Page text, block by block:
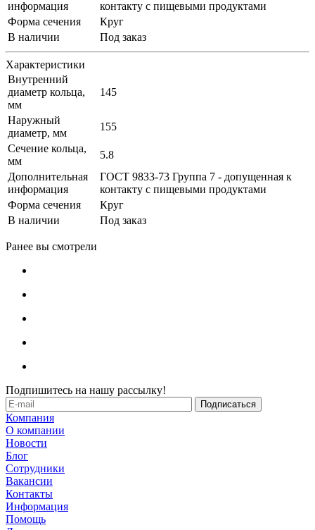
информация
контакту с пищевыми продуктами
Форма сечения
Круг
В наличии
Под заказ
Характеристики
Внутренний
диаметр кольца,
мм
145
Наружный
диаметр, мм
155
Сечение кольца,
мм
5.8
Дополнительная
информация
ГОСТ 9833-73 Группа 7 - допущенная к
контакту с пищевыми продуктами
Форма сечения
Круг
В наличии
Под заказ
Ранее вы смотрели
Подпишитесь на нашу рассылку!
Компания
О компании
Новости
Блог
Сотрудники
Вакансии
Контакты
Информация
Помощь